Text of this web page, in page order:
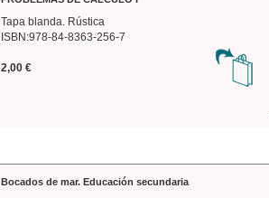
Tapa blanda. Rústica
ISBN:978-84-8363-256-7
2,00 €
Bocados de mar. Educación secundaria